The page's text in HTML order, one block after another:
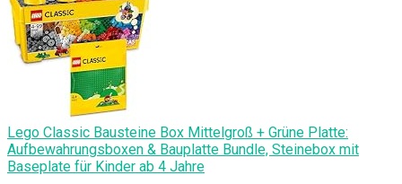
Lego Classic Bausteine Box Mittelgroß + Grüne Platte:
Aufbewahrungsboxen & Bauplatte Bundle, Steinebox mit
Baseplate für Kinder ab 4 Jahre